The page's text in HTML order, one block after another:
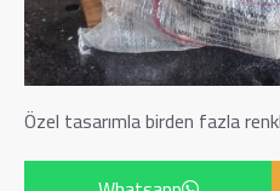
Özel tasarımla birden fazla